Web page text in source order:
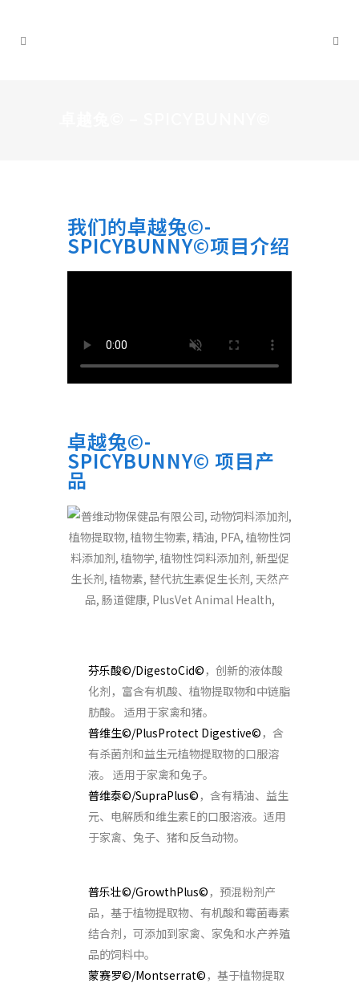
我们的卓越兔©-
SPICYBUNNY©项目介绍
卓越兔©-
SPICYBUNNY© 项目产
品
芬乐酸©/DigestoCid© ，创新的液体酸
化剂，富含有机酸、植物提取物和中链脂
肪酸。 适用于家禽和猪。
普维生©/PlusProtect Digestive© ，含
有杀菌剂和益生元植物提取物的口服溶
液。 适用于家禽和兔子。
普维泰©/SupraPlus© ，含有精油、益生
元、电解质和维生素E的口服溶液。适用
于家禽、兔子、猪和反刍动物。
普乐壮©/GrowthPlus© ，预混粉剂产
品，基于植物提取物、有机酸和霉菌毒素
结合剂，可添加到家禽、家兔和水产养殖
品的饲料中。
蒙赛罗©/Montserrat© ，基于植物提取